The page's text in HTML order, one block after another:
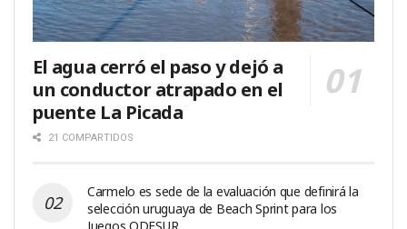
El agua cerró el paso y dejó a
un conductor atrapado en el
puente La Picada
21 COMPARTIDOS
Carmelo es sede de la evaluación que definirá la
selección uruguaya de Beach Sprint para los